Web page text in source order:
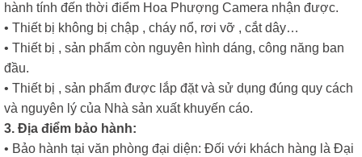
hành tính đến thời điểm Hoa Phượng Camera nhận được.
• Thiết bị không bị chập , cháy nổ, rơi vỡ , cắt dây…
• Thiết bị , sản phẩm còn nguyên hình dáng, công năng ban
đầu.
• Thiết bị , sản phẩm được lắp đặt và sử dụng đúng quy cách
và nguyên lý của Nhà sản xuất khuyến cáo.
3. Địa điểm bảo hành:
• Bảo hành tại văn phòng đại diện: Đối với khách hàng là Đại